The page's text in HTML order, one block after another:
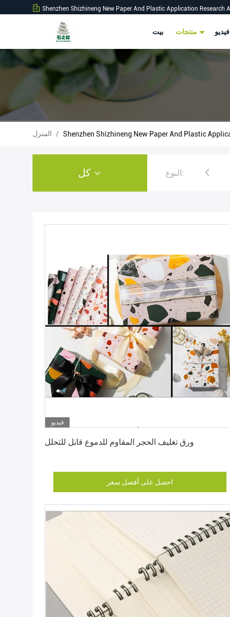
Shenzhen Shizhineng New Paper And Plastic Application Research
بيت
المنزل /
النوع:
لفة ورق الحجر
فيديو
ورق تغليف الحجر المقاوم للدموع قابل للتحلل
احصل على أفضل سعر